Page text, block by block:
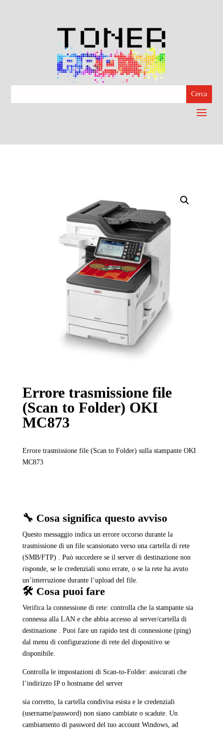
Errore trasmissione file
(Scan to Folder) OKI
MC873
Errore trasmissione file (Scan to Folder) sulla stampante OKI
MC873
🔧 Cosa significa questo avviso
Questo messaggio indica un errore occorso durante la
trasmissione di un file scansionato verso una cartella di rete
(SMB/FTP) . Può succedere se il server di destinazione non
risponde, se le credenziali sono errate, o se la rete ha avuto
un’interruzione durante l’upload del file.
🛠️ Cosa puoi fare
Verifica la connessione di rete: controlla che la stampante sia
connessa alla LAN e che abbia accesso al server/cartella di
destinazione . Puoi fare un rapido test di connessione (ping)
dal menu di configurazione di rete del dispositivo se
disponibile.
Controlla le impostazioni di Scan-to-Folder: assicurati che
l’indirizzo IP o hostname del server
sia corretto, la cartella condivisa esista e le credenziali
(username/password) non siano cambiate o scadute. Un
cambiamento di password del tuo account Windows, ad